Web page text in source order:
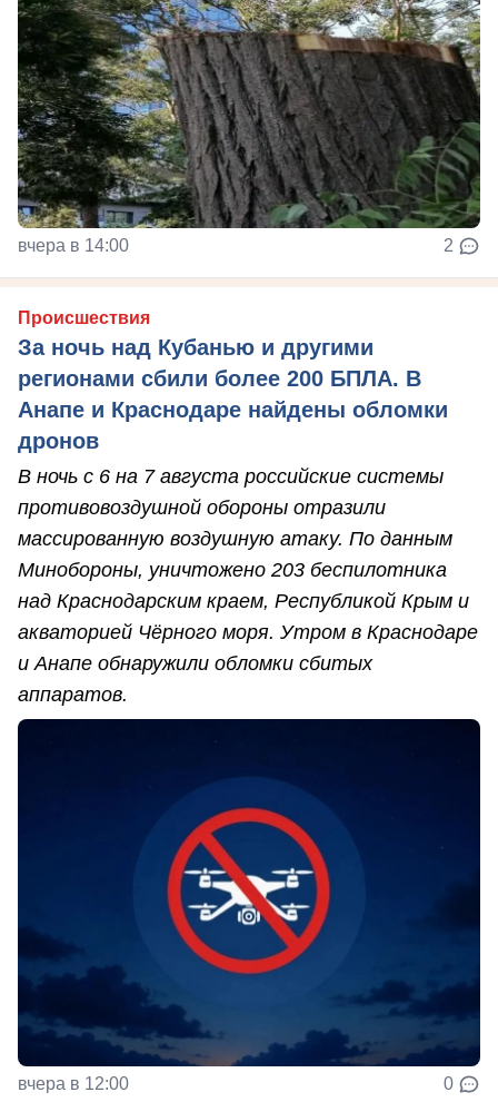
вчера в 14:00 2
Происшествия
За ночь над Кубанью и другими
регионами сбили более 200 БПЛА. В
Анапе и Краснодаре найдены обломки
дронов
В ночь с 6 на 7 августа российские системы
противовоздушной обороны отразили
массированную воздушную атаку. По данным
Минобороны, уничтожено 203 беспилотника
над Краснодарским краем, Республикой Крым и
акваторией Чёрного моря. Утром в Краснодаре
и Анапе обнаружили обломки сбитых
аппаратов.
вчера в 12:00 0